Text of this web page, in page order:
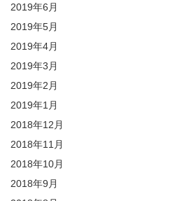
2019年6月
2019年5月
2019年4月
2019年3月
2019年2月
2019年1月
2018年12月
2018年11月
2018年10月
2018年9月